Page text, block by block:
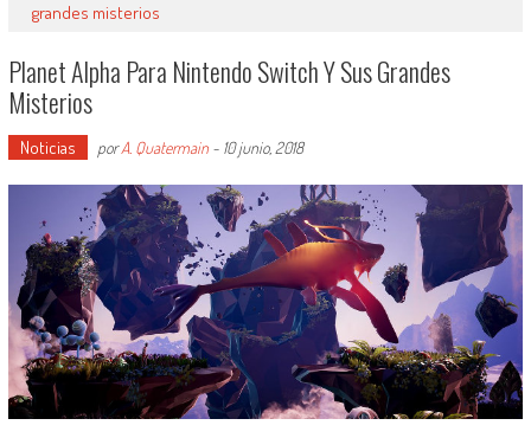
grandes misterios
Planet Alpha Para Nintendo Switch Y Sus Grandes
Misterios
Noticias porA. Quatermain- 10 junio, 2018